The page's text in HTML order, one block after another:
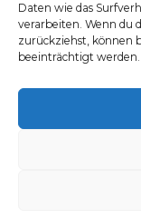
Daten wie das
verarbeiten. Wenn du
zurückziehst, können
beeinträchtigt werden.